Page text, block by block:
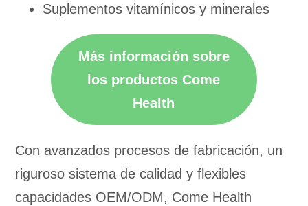
Suplementos vitamínicos y minerales
Más información sobre
los productos Come
Health
Con avanzados procesos de fabricación, un
riguroso sistema de calidad y flexibles
capacidades OEM/ODM, Come Health